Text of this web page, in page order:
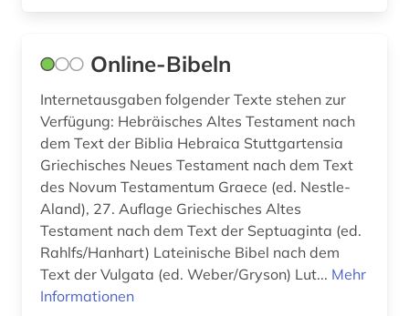
Online-Bibeln
Internetausgaben folgender Texte stehen zur
Verfügung: Hebräisches Altes Testament nach
dem Text der Biblia Hebraica Stuttgartensia
Griechisches Neues Testament nach dem Text
des Novum Testamentum Graece (ed. Nestle-
Aland), 27. Auflage Griechisches Altes
Testament nach dem Text der Septuaginta (ed.
Rahlfs/Hanhart) Lateinische Bibel nach dem
Text der Vulgata (ed. Weber/Gryson) Lut... Mehr
Informationen